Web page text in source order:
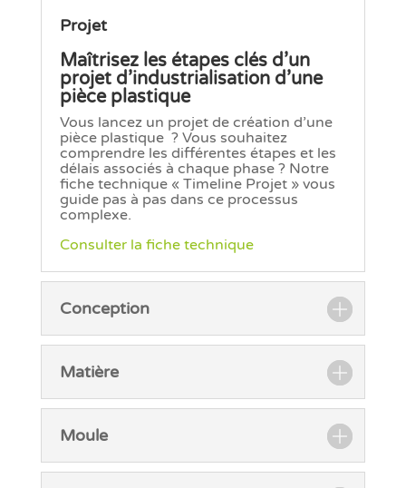
Projet
Maîtrisez les étapes clés d’un
projet d’industrialisation d’une
pièce plastique
Vous lancez un projet de création d’une
pièce plastique ? Vous souhaitez
comprendre les différentes étapes et les
délais associés à chaque phase ? Notre
fiche technique « Timeline Projet » vous
guide pas à pas dans ce processus
complexe.
Consulter la fiche technique
Conception
Matière
Moule